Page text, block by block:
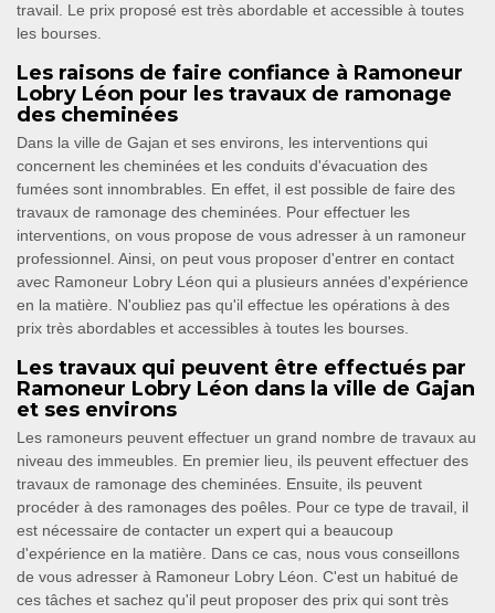
travail. Le prix proposé est très abordable et accessible à toutes
les bourses.
Les raisons de faire confiance à Ramoneur
Lobry Léon pour les travaux de ramonage
des cheminées
Dans la ville de Gajan et ses environs, les interventions qui
concernent les cheminées et les conduits d'évacuation des
fumées sont innombrables. En effet, il est possible de faire des
travaux de ramonage des cheminées. Pour effectuer les
interventions, on vous propose de vous adresser à un ramoneur
professionnel. Ainsi, on peut vous proposer d'entrer en contact
avec Ramoneur Lobry Léon qui a plusieurs années d'expérience
en la matière. N'oubliez pas qu'il effectue les opérations à des
prix très abordables et accessibles à toutes les bourses.
Les travaux qui peuvent être effectués par
Ramoneur Lobry Léon dans la ville de Gajan
et ses environs
Les ramoneurs peuvent effectuer un grand nombre de travaux au
niveau des immeubles. En premier lieu, ils peuvent effectuer des
travaux de ramonage des cheminées. Ensuite, ils peuvent
procéder à des ramonages des poêles. Pour ce type de travail, il
est nécessaire de contacter un expert qui a beaucoup
d'expérience en la matière. Dans ce cas, nous vous conseillons
de vous adresser à Ramoneur Lobry Léon. C'est un habitué de
ces tâches et sachez qu'il peut proposer des prix qui sont très